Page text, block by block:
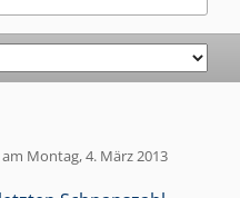
am Montag, 4. März 2013